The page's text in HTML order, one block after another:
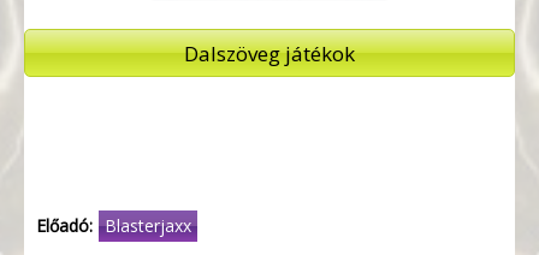
Dalszöveg játékok
Előadó: Blasterjaxx